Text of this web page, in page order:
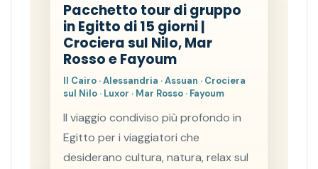
Pacchetto tour di gruppo
in Egitto di 15 giorni |
Crociera sul Nilo, Mar
Rosso e Fayoum
Il Cairo · Alessandria · Assuan · Crociera
sul Nilo · Luxor · Mar Rosso · Fayoum
Il viaggio condiviso più profondo in
Egitto per i viaggiatori che
desiderano cultura, natura, relax sul